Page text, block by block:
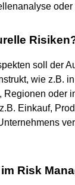
soll der
wie z.B. in
Regionen oder
Einkauf,
Risk